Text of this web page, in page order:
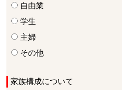
自由業
学生
主婦
その他
家族構成について